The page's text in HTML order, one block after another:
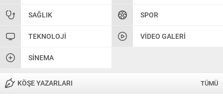
SAĞLIK SPOR
TEKNOLOJI VIDEO GALERI
SINEMA
KÖŞE YAZARLARI TÜMÜ